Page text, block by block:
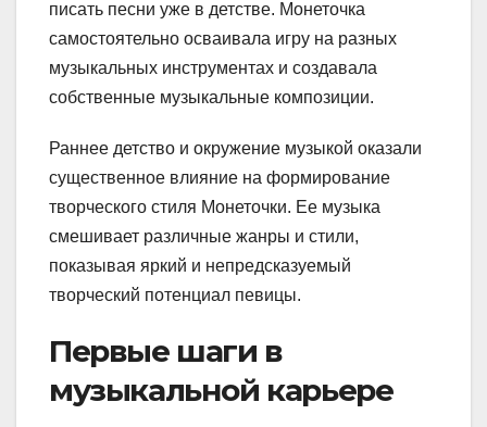
писать песни уже в детстве. Монеточка
самостоятельно осваивала игру на разных
музыкальных инструментах и создавала
собственные музыкальные композиции.
Раннее детство и окружение музыкой оказали
существенное влияние на формирование
творческого стиля Монеточки. Ее музыка
смешивает различные жанры и стили,
показывая яркий и непредсказуемый
творческий потенциал певицы.
Первые шаги в
музыкальной карьере